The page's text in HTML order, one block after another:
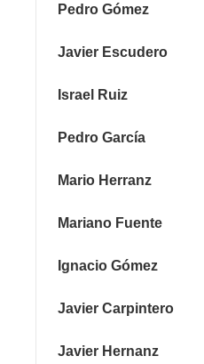
Pedro Gómez
Javier Escudero
Israel Ruiz
Pedro García
Mario Herranz
Mariano Fuente
Ignacio Gómez
Javier Carpintero
Javier Hernanz